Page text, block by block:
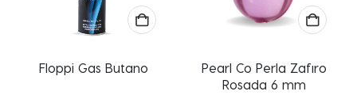
Floppi Gas Butano
Pearl Co Perla Zafiro
Rosada 6 mm